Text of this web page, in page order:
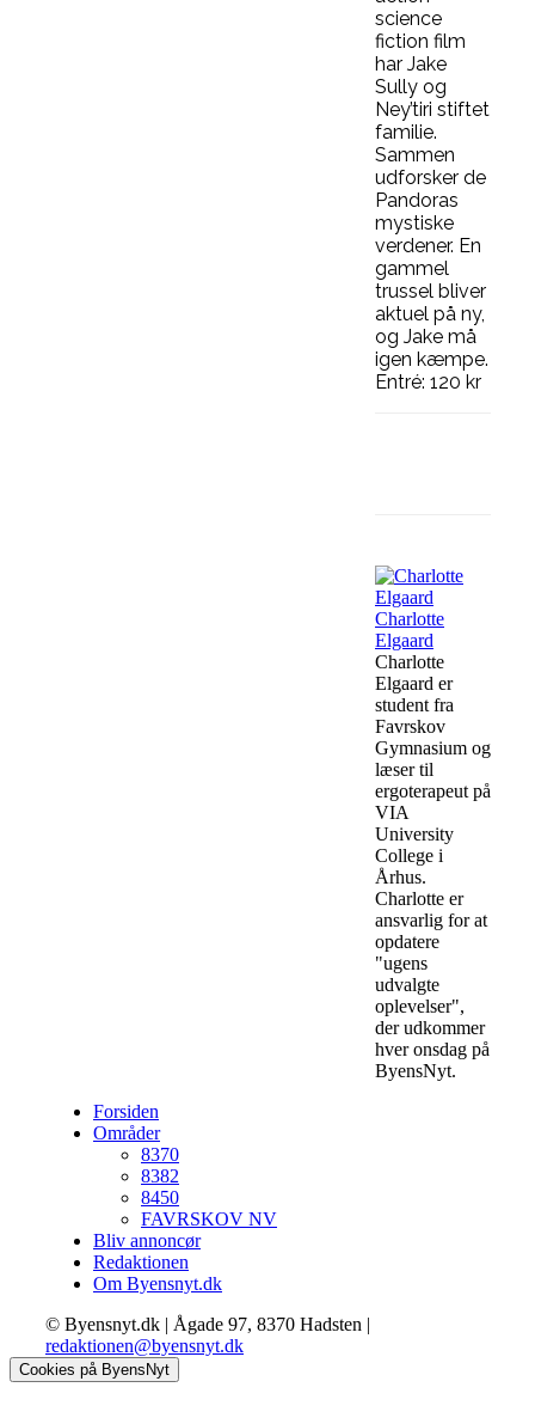
science
fiction film
har Jake
Sully og
Ney’tiri stiftet
familie.
Sammen
udforsker de
Pandoras
mystiske
verdener. En
gammel
trussel bliver
aktuel på ny,
og Jake må
igen kæmpe.
Entré: 120 kr
Charlotte
Elgaard
Charlotte
Elgaard er
student fra
Favrskov
Gymnasium og
læser til
ergoterapeut på
VIA
University
College i
Århus.
Charlotte er
ansvarlig for at
opdatere
"ugens
udvalgte
oplevelser",
der udkommer
hver onsdag på
ByensNyt.
Forsiden
Områder
8370
8382
8450
FAVRSKOV NV
Bliv annoncør
Redaktionen
Om Byensnyt.dk
© Byensnyt.dk | Ågade 97, 8370 Hadsten |
redaktionen@byensnyt.dk
Cookies på ByensNyt